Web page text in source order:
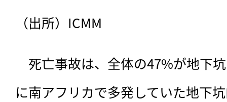
（出所）ICMM
死亡事故は、全体の47%が地下
に南アフリカで多発していた地下